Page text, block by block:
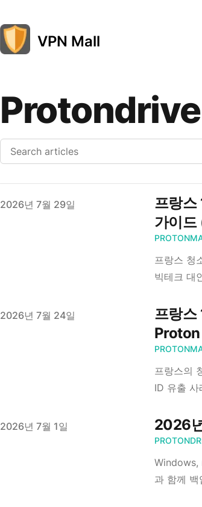
VPN Mall
Protondrive
Published on
2026년 7월 29일
프랑스
가이
프랑스 청
빅테크 대
Published on
2026년 7월 24일
프랑스
프랑스의
ID 유출
Published on
2026년 7월 1일 2026
Windows,
과 함께